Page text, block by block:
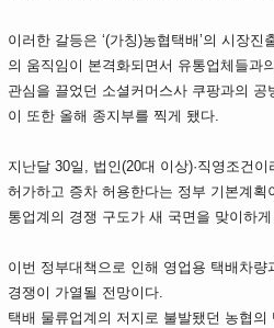
이러한 갈등은 ‘(가칭)농협택배’의 시장
의 움직임이 본격화되면서 유통업체들과
관심을 끌었던 소셜커머스사 쿠팡과의 공
이 또한 올해 종지부를 찍게 됐다.
지난달 30일, 법인(20대 이상)·직영조건
허가하고 증차 허용한다는 정부 기본계
통업계의 경쟁 구도가 새 국면을 맞이하
이번 정부대책으로 인해 영업용 택배차
경쟁이 가열될 전망이다.
택배 물류업계의 저지로 불발됐던 농협